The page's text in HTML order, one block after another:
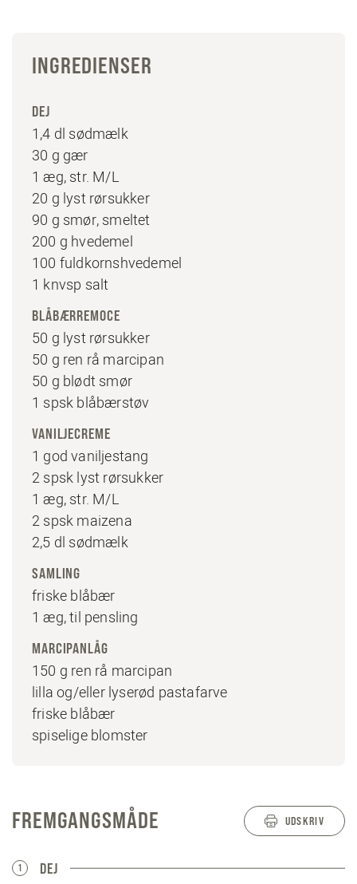
INGREDIENSER
DEJ
1,4 dl sødmælk
30 g gær
1 æg, str. M/L
20 g lyst rørsukker
90 g smør, smeltet
200 g hvedemel
100 fuldkornshvedemel
1 knvsp salt
BLÅBÆRREMOCE
50 g lyst rørsukker
50 g ren rå marcipan
50 g blødt smør
1 spsk blåbærstøv
VANILJECREME
1 god vaniljestang
2 spsk lyst rørsukker
1 æg, str. M/L
2 spsk maizena
2,5 dl sødmælk
SAMLING
friske blåbær
1 æg, til pensling
MARCIPANLÅG
150 g ren rå marcipan
lilla og/eller lyserød pastafarve
friske blåbær
spiselige blomster
FREMGANGSMÅDE UDSKRIV
1 DEJ